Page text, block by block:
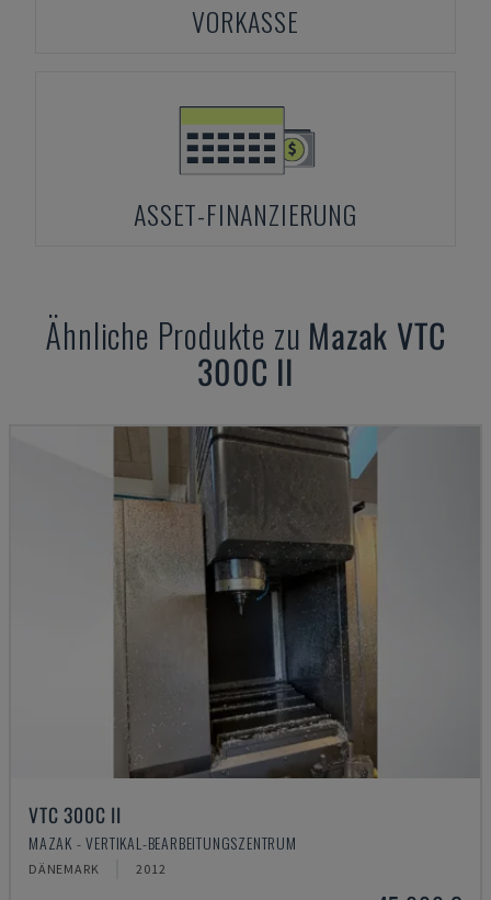
VORKASSE
ASSET-FINANZIERUNG
Ähnliche Produkte zu Mazak VTC
300C II
VTC 300C II
MAZAK - VERTIKAL-BEARBEITUNGSZENTRUM
DÄNEMARK 2012